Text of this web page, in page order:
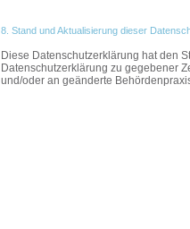
8. Stand und Aktualisierung dieser
Diese Datenschutzerklärung hat den
Datenschutzerklärung zu gegebener
und/oder an geänderte